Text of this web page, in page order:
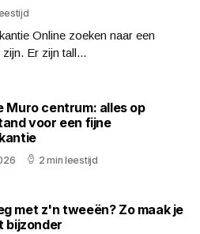
Online zoeken naar een
Er zijn tall...
Muro centrum: alles op
voor een fijne
2 min leestijd
met z'n tweeën? Zo maak je
bijzonder